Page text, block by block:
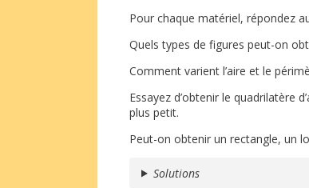
Pour chaque matériel, répondez
Quels types de figures peut-on
Comment varient l’aire et le
Essayez d’obtenir le quadrilatère
plus petit.
Peut-on obtenir un rectangle, un
Solutions